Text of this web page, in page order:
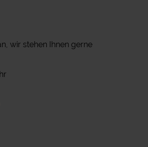
wir stehen Ihnen gerne